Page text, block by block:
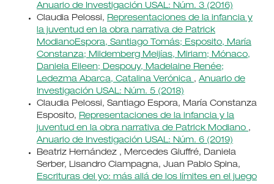
Anuario de Investigación USAL: Núm. 3 (2016)
Claudia Pelossi, Representaciones de la infancia y
la juventud en la obra narrativa de Patrick
ModianoEspora, Santiago Tomás; Esposito, María
Constanza; Mildemberg Meijías, Miriam; Mónaco,
Daniela Eileen; Despouy, Madelaine Renée;
Ledezma Abarca, Catalina Verónica , Anuario de
Investigación USAL: Núm. 5 (2018)
Claudia Pelossi, Santiago Espora, María Constanza
Esposito, Representaciones de la infancia y la
juventud en la obra narrativa de Patrick Modiano ,
Anuario de Investigación USAL: Núm. 6 (2019)
Beatriz Hernández , Mercedes Giuffré, Daniela
Serber, Lisandro Ciampagna, Juan Pablo Spina,
Escrituras del yo: más allá de los límites en el juego